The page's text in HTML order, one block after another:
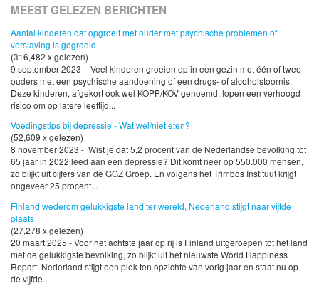
MEEST GELEZEN BERICHTEN
Aantal kinderen dat opgroeit met ouder met psychische problemen of
verslaving is gegroeid
(316,482 x gelezen)
9 september 2023 - Veel kinderen groeien op in een gezin met één of twee
ouders met een psychische aandoening of een drugs- of alcoholstoornis.
Deze kinderen, afgekort ook wel KOPP/KOV genoemd, lopen een verhoogd
risico om op latere leeftijd...
Voedingstips bij depressie - Wat wel/niet eten?
(52,609 x gelezen)
8 november 2023 - Wist je dat 5,2 procent van de Nederlandse bevolking tot
65 jaar in 2022 leed aan een depressie? Dit komt neer op 550.000 mensen,
zo blijkt uit cijfers van de GGZ Groep. En volgens het Trimbos Instituut krijgt
ongeveer 25 procent...
Finland wederom gelukkigste land ter wereld, Nederland stijgt naar vijfde
plaats
(27,278 x gelezen)
20 maart 2025 - Voor het achtste jaar op rij is Finland uitgeroepen tot het land
met de gelukkigste bevolking, zo blijkt uit het nieuwste World Happiness
Report. Nederland stijgt een plek ten opzichte van vorig jaar en staat nu op
de vijfde...